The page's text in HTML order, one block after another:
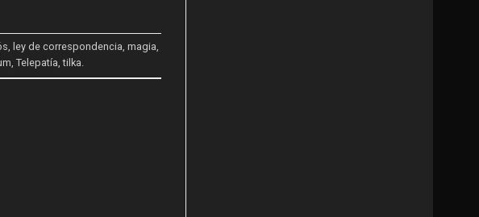
, ley de correspondencia, magia,
, Telepatía,tilka.